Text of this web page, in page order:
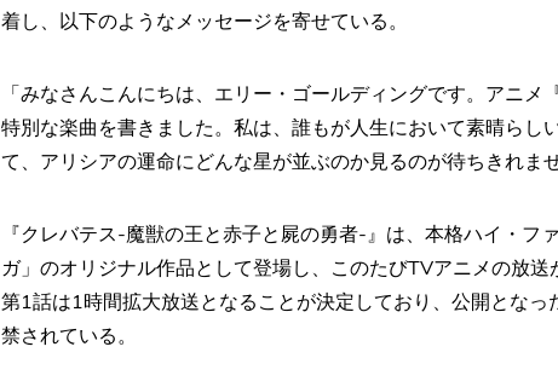
着し、以下のようなメッセージを寄せている。
「みなさんこんにちは、エリー・ゴールディングです。アニ
特別な楽曲を書きました。私は、誰もが人生において素晴らし
て、アリシアの運命にどんな星が並ぶのか見るのが待ちきれま
『クレバテス-魔獣の王と赤子と屍の勇者-』は、本格ハイ・フ
ガ」のオリジナル作品として登場し、このたびTVアニメの放
第1話は1時間拡大放送となることが決定しており、公開とな
禁されている。